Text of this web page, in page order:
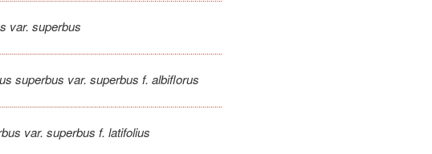
var. superbus
superbus var. superbus f. albiflorus
var. superbus f. latifolius